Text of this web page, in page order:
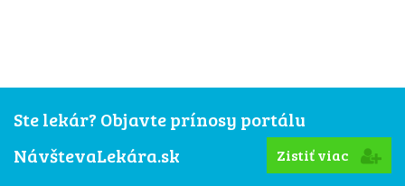
Ste lekár? Objavte prínosy portálu
NávštevaLekára.sk
Zistiť viac